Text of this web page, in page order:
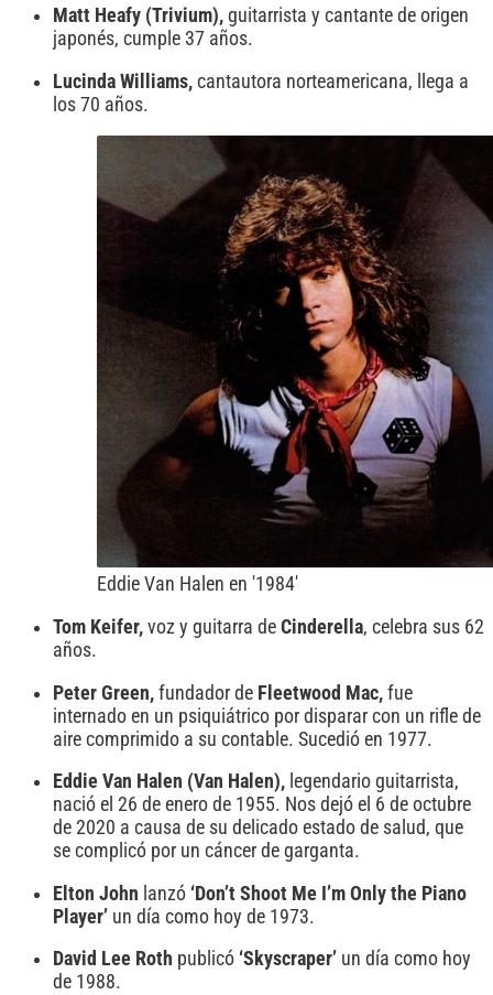
Matt Heafy (Trivium), guitarrista y cantante de origen
japonés, cumple 37 años.
Lucinda Williams, cantautora norteamericana, llega a
los 70 años.
Eddie Van Halen en '1984'
Tom Keifer, voz y guitarra de Cinderella, celebra sus 62
años.
Peter Green, fundador de Fleetwood Mac, fue
internado en un psiquiátrico por disparar con un rifle de
aire comprimido a su contable. Sucedió en 1977.
Eddie Van Halen (Van Halen), legendario guitarrista,
nació el 26 de enero de 1955. Nos dejó el 6 de octubre
de 2020 a causa de su delicado estado de salud, que
se complicó por un cáncer de garganta.
Elton John lanzó ‘Don’t Shoot Me I’m Only the Piano
Player’ un día como hoy de 1973.
David Lee Roth publicó ‘Skyscraper’ un día como hoy
de 1988.